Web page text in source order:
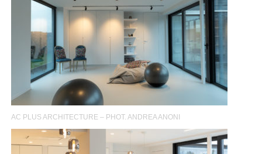
AC PLUS ARCHITECTURE – PHOT. ANDREA ANONI